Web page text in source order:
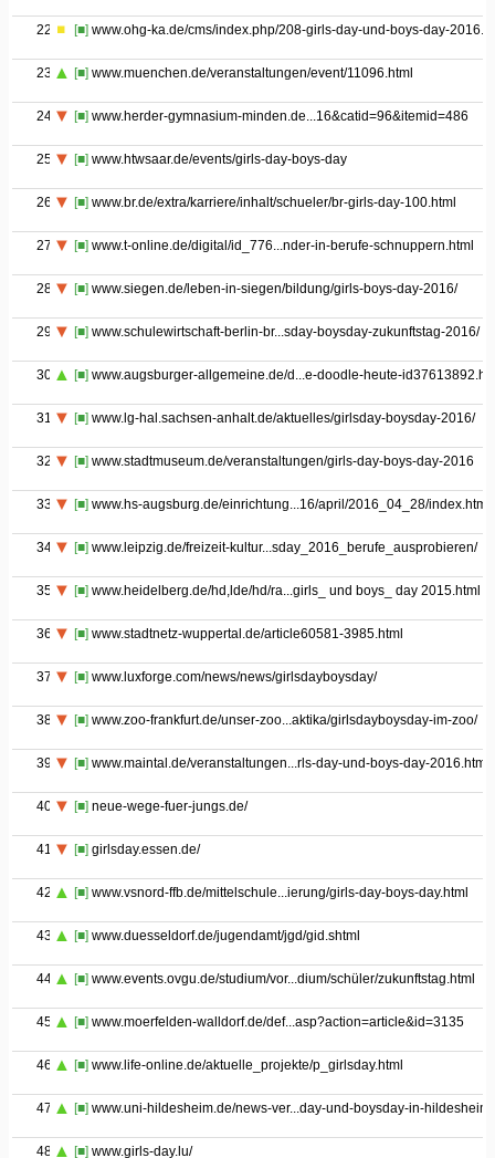
22 [■] www.ohg-ka.de/cms/index.php/208-girls-day-und-boys-day-
23 [■] www.muenchen.de/veranstaltungen/event/11096.html
24 [■] www.herder-gymnasium-minden.de...16&catid=96&itemid=486
25 [■] www.htwsaar.de/events/girls-day-boys-day
26 [■] www.br.de/extra/karriere/inhalt/schueler/br-girls-day-100.html
27 [■] www.t-online.de/digital/id_776...nder-in-berufe-schnuppern.html
28 [■] www.siegen.de/leben-in-siegen/bildung/girls-boys-day-2016/
29 [■] www.schulewirtschaft-berlin-br...sday-boysday-zukunftstag-2016/
30 [■] www.augsburger-allgemeine.de/d...e-doodle-heute-
31 [■] www.lg-hal.sachsen-anhalt.de/aktuelles/girlsday-boysday-2016/
32 [■] www.stadtmuseum.de/veranstaltungen/girls-day-boys-day-2016
33 [■] www.hs-augsburg.de/einrichtung...16/april/2016_04_28/index.html
34 [■] www.leipzig.de/freizeit-kultur...sday_2016_berufe_ausprobieren/
35 [■] www.heidelberg.de/hd,lde/hd/ra...girls_ und boys_ day 2015.html
36 [■] www.stadtnetz-wuppertal.de/article60581-3985.html
37 [■] www.luxforge.com/news/news/girlsdayboysday/
38 [■] www.zoo-frankfurt.de/unser-zoo...aktika/girlsdayboysday-im-zoo/
39 [■] www.maintal.de/veranstaltungen...rls-day-und-boys-day-2016.html
40 [■] neue-wege-fuer-jungs.de/
41 [■] girlsday.essen.de/
42 [■] www.vsnord-ffb.de/mittelschule...ierung/girls-day-boys-day.html
43 [■] www.duesseldorf.de/jugendamt/jgd/gid.shtml
44 [■] www.events.ovgu.de/studium/vor...dium/schüler/zukunftstag.html
45 [■] www.moerfelden-walldorf.de/def...asp?action=article&id=3135
46 [■] www.life-online.de/aktuelle_projekte/p_girlsday.html
47 [■] www.uni-hildesheim.de/news-ver...day-und-boysday-in-hildesheim/
48 [■] www.girls-day.lu/